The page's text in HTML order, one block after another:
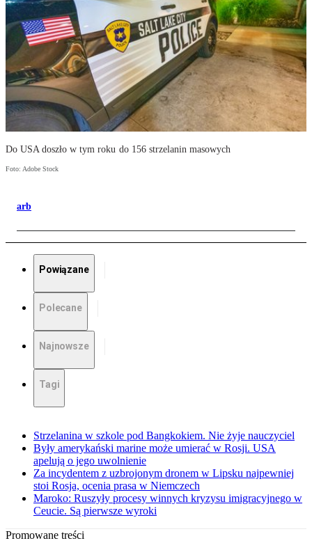
Do USA doszło w tym roku do 156 strzelanin masowych
Foto: Adobe Stock
arb
Powiązane
Polecane
Najnowsze
Tagi
Strzelanina w szkole pod Bangkokiem. Nie żyje nauczyciel
Były amerykański marine może umierać w Rosji. USA
apelują o jego uwolnienie
Za incydentem z uzbrojonym dronem w Lipsku najpewniej
stoi Rosja, ocenia prasa w Niemczech
Maroko: Ruszyły procesy winnych kryzysu imigracyjnego w
Ceucie. Są pierwsze wyroki
Promowane treści